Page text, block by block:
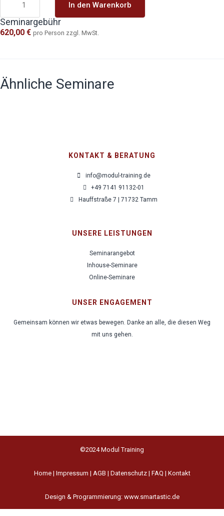
In den Warenkorb
Seminargebühr
620,00 € pro Person zzgl. MwSt.
Ähnliche Seminare
KONTAKT & BERATUNG
info@modul-training.de
+49 7141 91132-01
Hauffstraße 7 | 71732 Tamm
UNSERE LEISTUNGEN
Seminarangebot
Inhouse-Seminare
Online-Seminare
UNSER ENGAGEMENT
Gemeinsam können wir etwas bewegen. Danke an alle, die diesen Weg
mit uns gehen.
©2024 Modul Training
Home| Impressum | AGB | Datenschutz| FAQ | Kontakt
Design & Programmierung: www.smartastic.de